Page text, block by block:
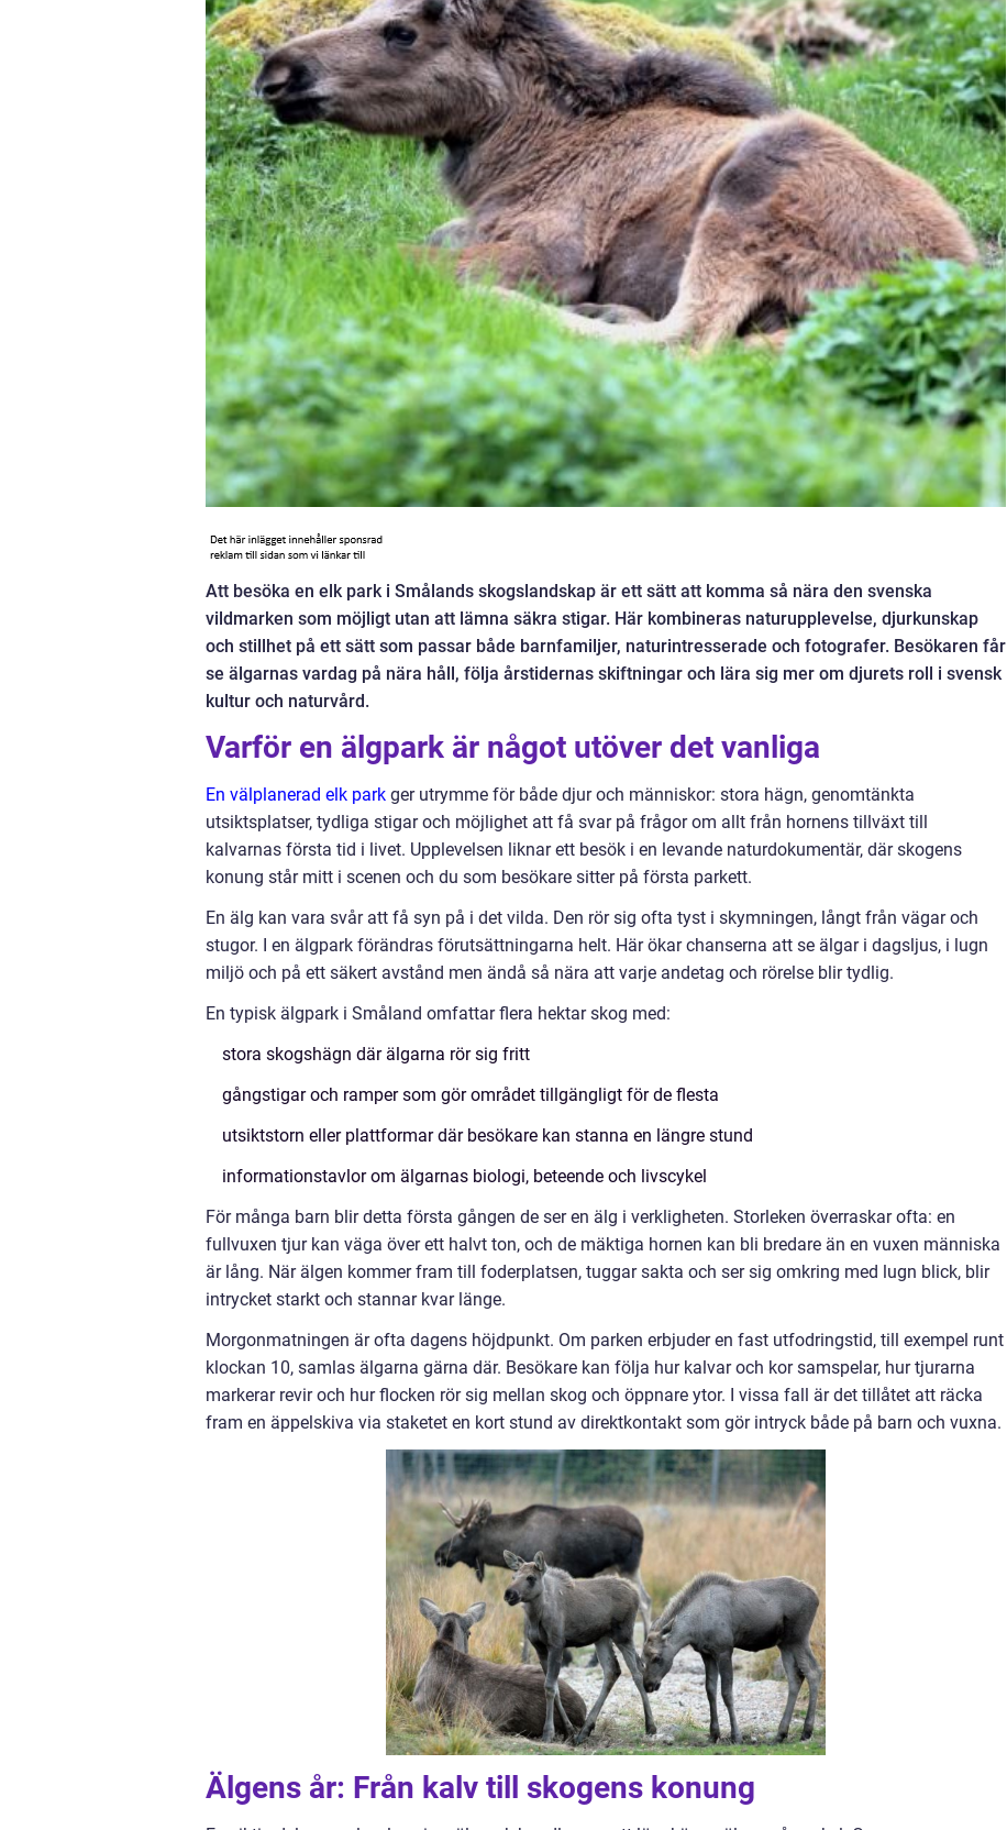
Att besöka en elk park i Smålands skogslandskap är ett sätt att komma så nära den svenska
vildmarken som möjligt utan att lämna säkra stigar. Här kombineras naturupplevelse, djurkunskap
och stillhet på ett sätt som passar både barnfamiljer, naturintresserade och fotografer. Besökaren får
se älgarnas vardag på nära håll, följa årstidernas skiftningar och lära sig mer om djurets roll i svensk
kultur och naturvård.
Varför en älgpark är något utöver det vanliga
En välplanerad elk park ger utrymme för både djur och människor: stora hägn, genomtänkta
utsiktsplatser, tydliga stigar och möjlighet att få svar på frågor om allt från hornens tillväxt till
kalvarnas första tid i livet. Upplevelsen liknar ett besök i en levande naturdokumentär, där skogens
konung står mitt i scenen och du som besökare sitter på första parkett.
En älg kan vara svår att få syn på i det vilda. Den rör sig ofta tyst i skymningen, långt från vägar och
stugor. I en älgpark förändras förutsättningarna helt. Här ökar chanserna att se älgar i dagsljus, i lugn
miljö och på ett säkert avstånd men ändå så nära att varje andetag och rörelse blir tydlig.
En typisk älgpark i Småland omfattar flera hektar skog med:
stora skogshägn där älgarna rör sig fritt
gångstigar och ramper som gör området tillgängligt för de flesta
utsiktstorn eller plattformar där besökare kan stanna en längre stund
informationstavlor om älgarnas biologi, beteende och livscykel
För många barn blir detta första gången de ser en älg i verkligheten. Storleken överraskar ofta: en
fullvuxen tjur kan väga över ett halvt ton, och de mäktiga hornen kan bli bredare än en vuxen människa
är lång. När älgen kommer fram till foderplatsen, tuggar sakta och ser sig omkring med lugn blick, blir
intrycket starkt och stannar kvar länge.
Morgonmatningen är ofta dagens höjdpunkt. Om parken erbjuder en fast utfodringstid, till exempel runt
klockan 10, samlas älgarna gärna där. Besökare kan följa hur kalvar och kor samspelar, hur tjurarna
markerar revir och hur flocken rör sig mellan skog och öppnare ytor. I vissa fall är det tillåtet att räcka
fram en äppelskiva via staketet en kort stund av direktkontakt som gör intryck både på barn och vuxna.
Älgens år: Från kalv till skogens konung